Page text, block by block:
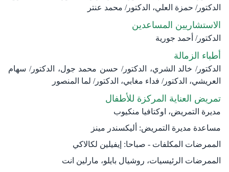
الدكتور/ حمزة العلي، الدكتور/ محمد عنتر
الاستشاريين المساعدين
الدكتور/ أحمد جورية
أطباء الزمالة
الدكتور/ خالد الشري، الدكتور/ حسن محمد جول، الدكتور/ سهام
العريشي، الدكتور/ فداء مغابي، الدكتور/ لما المنصور
تمريض العناية المركزة للأطفال
مديرة التمريض، اوكتافيا منكيوب
مساعدة مديرة التمريض: أليكسندر مينز
الممرضات المكلفات - صباحا: إيفيلين لكالاكي
الممرضات الرئيسيات، روشيال بايلو، مارلين انت